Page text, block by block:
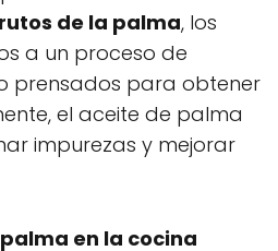
de la palma, los
a un proceso de
prensados para obtener
el aceite de palma
impurezas y mejorar
en la cocina